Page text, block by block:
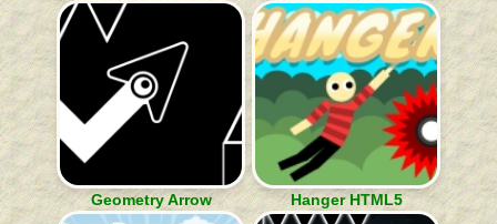
Geometry Arrow Hanger HTML5